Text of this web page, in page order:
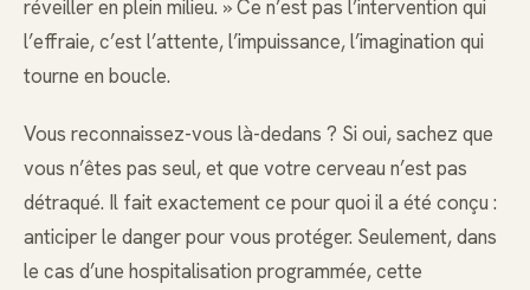
réveiller en plein milieu. » Ce n’est pas l’intervention qui
l’effraie, c’est l’attente, l’impuissance, l’imagination qui
tourne en boucle.
Vous reconnaissez-vous là-dedans ? Si oui, sachez que
vous n’êtes pas seul, et que votre cerveau n’est pas
détraqué. Il fait exactement ce pour quoi il a été conçu :
anticiper le danger pour vous protéger. Seulement, dans
le cas d’une hospitalisation programmée, cette